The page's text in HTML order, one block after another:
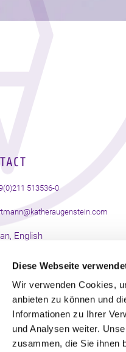
Diese Webseite
Wir verwenden Cookies,
anbieten zu können und
Informationen zu Ihrer
und Analysen weiter.
zusammen, die Sie ihnen
513536-0
English